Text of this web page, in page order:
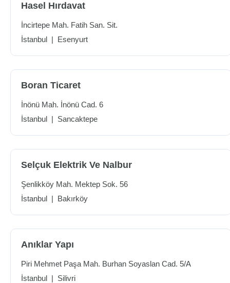
Hasel Hırdavat
İncirtepe Mah. Fatih San. Sit.
İstanbul | Esenyurt
Boran Ticaret
İnönü Mah. İnönü Cad. 6
İstanbul | Sancaktepe
Selçuk Elektrik Ve Nalbur
Şenlikköy Mah. Mektep Sok. 56
İstanbul | Bakırköy
Anıklar Yapı
Piri Mehmet Paşa Mah. Burhan Soyaslan Cad. 5/A
İstanbul | Silivri